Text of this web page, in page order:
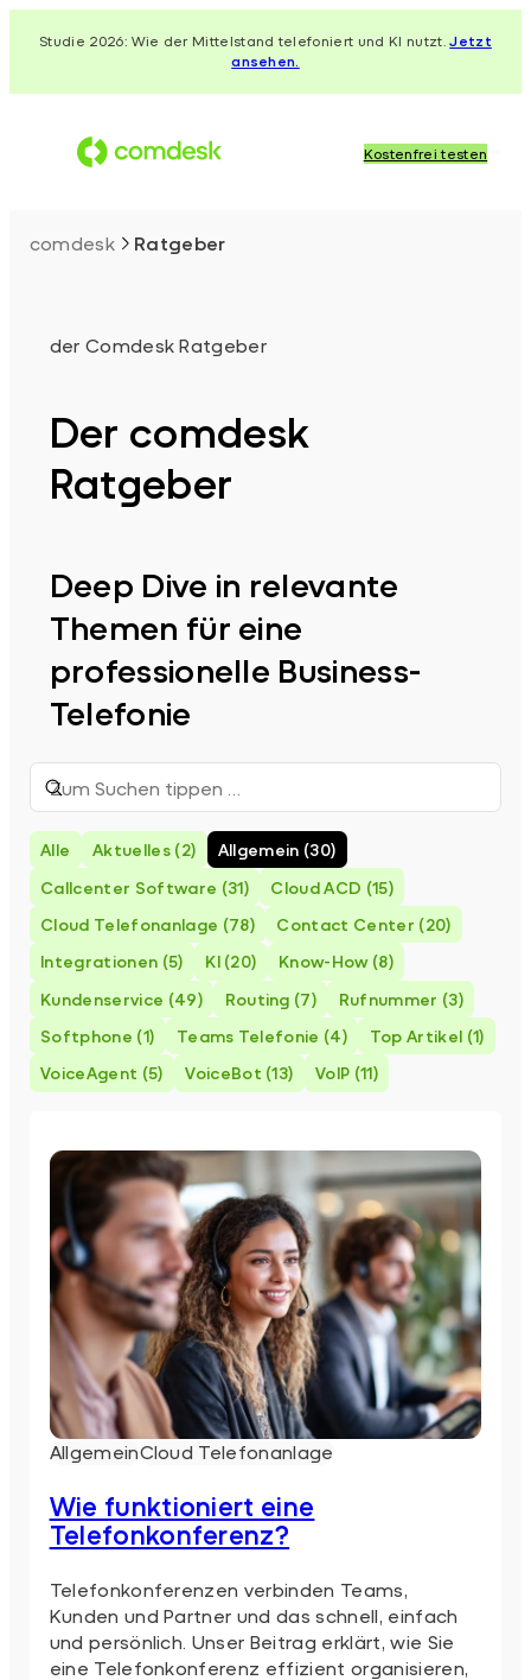
InhaltStudie 2026: Wie der Mittelstand telefoniert und KI nutzt.Jetzt
ansehen.
Kostenfrei testen
comdesk Ratgeber
der Comdesk Ratgeber
Der comdesk
Ratgeber
Deep Dive in relevante
Themen für eine
professionelle Business-
Telefonie
Suchen
Suchen:
Alle Aktuelles (2)
Allgemein (30)
Callcenter Software (31)
Cloud ACD (15)
Cloud Telefonanlage (78)
Contact Center (20)
Integrationen (5)
KI (20)
Know-How (8)
Kundenservice (49)
Routing (7)
Rufnummer (3)
Softphone (1)
Teams Telefonie (4)
Top Artikel (1)
VoiceAgent (5)
VoiceBot (13) VoIP (11)
AllgemeinCloud Telefonanlage
Wie funktioniert eine
Telefonkonferenz?
Telefonkonferenzen verbinden Teams,
Kunden und Partner und das schnell, einfach
und persönlich. Unser Beitrag erklärt, wie Sie
eine Telefonkonferenz effizient organisieren,